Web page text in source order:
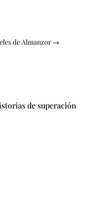
de Almanzor →
de superación